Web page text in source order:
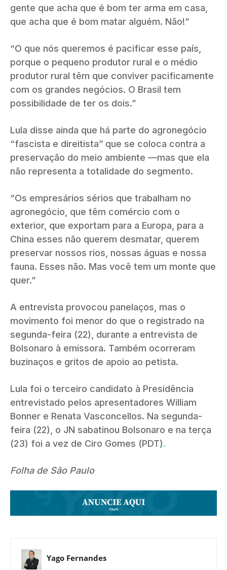
gente que acha que é bom ter arma em casa,
que acha que é bom matar alguém. Não!”
“O que nós queremos é pacificar esse país,
porque o pequeno produtor rural e o médio
produtor rural têm que conviver pacificamente
com os grandes negócios. O Brasil tem
possibilidade de ter os dois.”
Lula disse ainda que há parte do agronegócio
“fascista e direitista” que se coloca contra a
preservação do meio ambiente —mas que ela
não representa a totalidade do segmento.
“Os empresários sérios que trabalham no
agronegócio, que têm comércio com o
exterior, que exportam para a Europa, para a
China esses não querem desmatar, querem
preservar nossos rios, nossas águas e nossa
fauna. Esses não. Mas você tem um monte que
quer.”
A entrevista provocou panelaços, mas o
movimento foi menor do que o registrado na
segunda-feira (22), durante a entrevista de
Bolsonaro à emissora. Também ocorreram
buzinaços e gritos de apoio ao petista.
Lula foi o terceiro candidato à Presidência
entrevistado pelos apresentadores William
Bonner e Renata Vasconcellos. Na segunda-
feira (22), o JN sabatinou Bolsonaro e na terça
(23) foi a vez de Ciro Gomes (PDT).
Folha de São Paulo
Yago Fernandes